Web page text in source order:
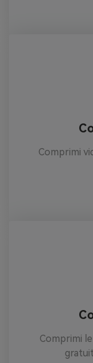
Comprimi
Comprimi